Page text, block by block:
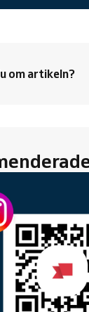
om artikeln?